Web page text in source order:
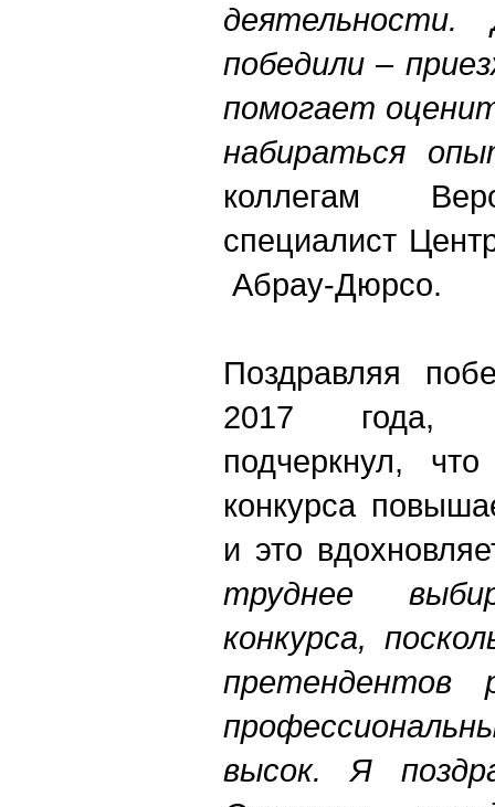
победили –
помогает
набираться опы
коллегам
специалист
Абрау-Дюрсо.
Поздравляя
2017 года,
подчеркнул,
конкурса
и это
труднее
конкурса,
претендентов
высок. Я